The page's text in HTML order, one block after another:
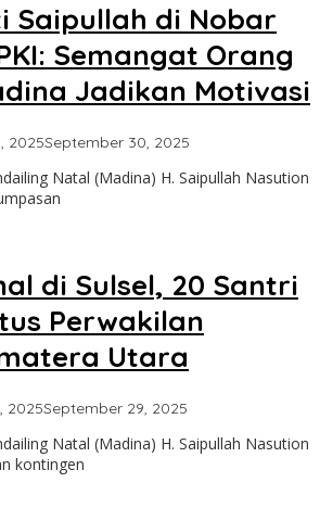
Saipullah di Nobar
Semangat Orang
Jadikan Motivasi
2025September 30, 2025
Natal (Madina) H. Saipullah Nasution
di Sulsel, 20 Santri
Perwakilan
Utara
2025September 29, 2025
Natal (Madina) H. Saipullah Nasution
kontingen